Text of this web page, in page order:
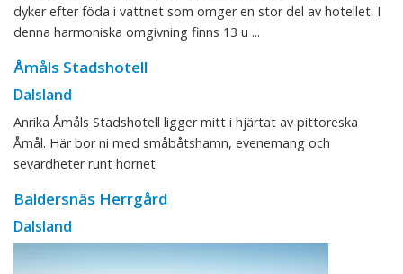
dyker efter föda i vattnet som omger en stor del av hotellet. I
denna harmoniska omgivning finns 13 u ...
Åmåls Stadshotell
Dalsland
Anrika Åmåls Stadshotell ligger mitt i hjärtat av pittoreska
Åmål. Här bor ni med småbåtshamn, evenemang och
sevärdheter runt hörnet.
Baldersnäs Herrgård
Dalsland